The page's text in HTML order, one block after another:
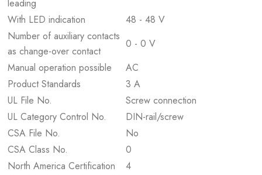
leading
With LED indication
48 - 48 V
Number of auxiliary contacts
as change-over contact
0 - 0 V
Manual operation possible
AC
Product Standards
3 A
UL File No.
Screw connection
UL Category Control No.
DIN-rail/screw
CSA File No.
No
CSA Class No.
0
North America Certification
4